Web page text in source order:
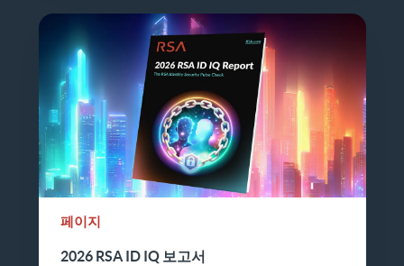
페이지
2026 RSA ID IQ 보고서